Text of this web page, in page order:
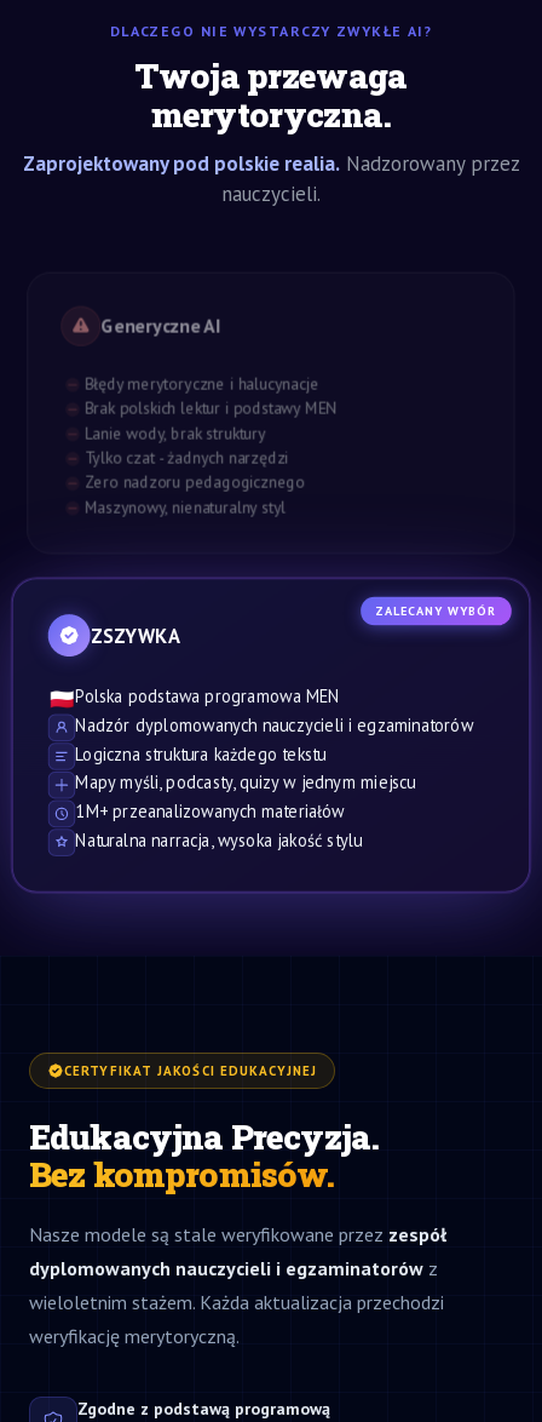
DLACZEGO NIE WYSTARCZY ZWYKŁE AI?
Twoja przewaga
merytoryczna.
Zaprojektowany pod polskie realia.Nadzorowany przez
nauczycieli.
Generyczne AI
Błędy merytoryczne i halucynacje
Brak polskich lektur i podstawy MEN
Lanie wody, brak struktury
Tylko czat - żadnych narzędzi
Zero nadzoru pedagogicznego
Maszynowy, nienaturalny styl
ZALECANY WYBÓR
ZSZYWKA
🇵🇱Polska podstawa programowa MEN
Nadzór dyplomowanych nauczycieli i egzaminatorów
Logiczna struktura każdego tekstu
Mapy myśli, podcasty, quizy w jednym miejscu
1M+ przeanalizowanych materiałów
Naturalna narracja, wysoka jakość stylu
CERTYFIKAT JAKOŚCI EDUKACYJNEJ
Edukacyjna Precyzja.
Bez kompromisów.
Nasze modele są stale weryfikowane przez zespół
dyplomowanych nauczycieli i egzaminatorów z
wieloletnim stażem. Każda aktualizacja przechodzi
weryfikację merytoryczną.
Zgodne z podstawą programową